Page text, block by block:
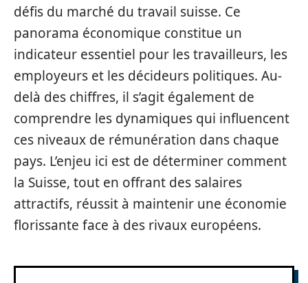
défis du marché du travail suisse. Ce
panorama économique constitue un
indicateur essentiel pour les travailleurs, les
employeurs et les décideurs politiques. Au-
delà des chiffres, il s’agit également de
comprendre les dynamiques qui influencent
ces niveaux de rémunération dans chaque
pays. L’enjeu ici est de déterminer comment
la Suisse, tout en offrant des salaires
attractifs, réussit à maintenir une économie
florissante face à des rivaux européens.